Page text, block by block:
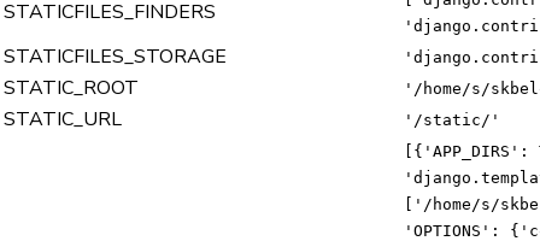
STATICFILES_FINDERS
STATICFILES_STORAGE
STATIC_ROOT '/home/s/
STATIC_URL '/static/'
[{'APP_DIRS':
['/home/s/
'OPTIONS':